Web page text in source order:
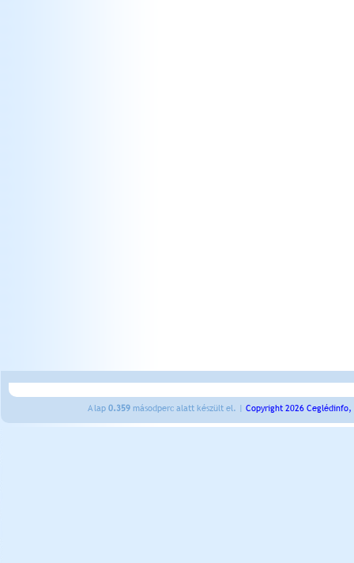
A lap 0.359 másodperc alatt készült el. | Copyright 2026